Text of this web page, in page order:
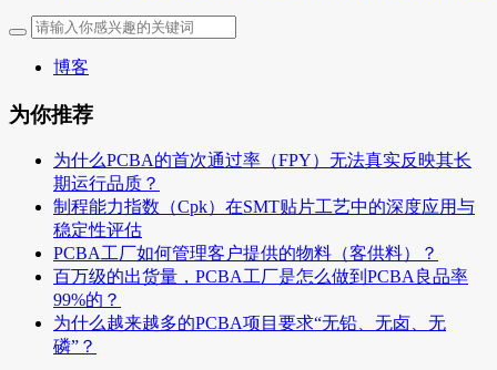
博客
为你推荐
为什么PCBA的首次通过率（FPY）无法真实反映其长
期运行品质？
制程能力指数（Cpk）在SMT贴片工艺中的深度应用与
稳定性评估
PCBA工厂如何管理客户提供的物料（客供料）？
百万级的出货量，PCBA工厂是怎么做到PCBA良品率
99%的？
为什么越来越多的PCBA项目要求“无铅、无卤、无
磷”？